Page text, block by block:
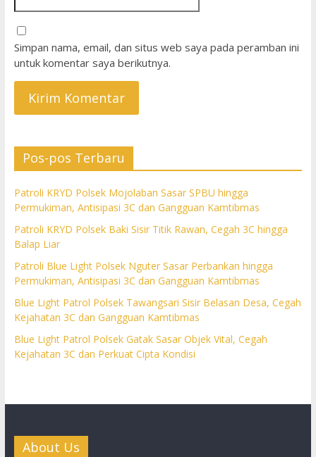
Simpan nama, email, dan situs web saya pada peramban ini
untuk komentar saya berikutnya.
Pos-pos Terbaru
Patroli KRYD Polsek Mojolaban Sasar SPBU hingga
Permukiman, Antisipasi 3C dan Gangguan Kamtibmas
Patroli KRYD Polsek Baki Sisir Titik Rawan, Cegah 3C hingga
Balap Liar
Patroli Blue Light Polsek Nguter Sasar Perbankan hingga
Permukiman, Antisipasi 3C dan Gangguan Kamtibmas
Blue Light Patrol Polsek Tawangsari Sisir Belasan Desa, Cegah
Kejahatan 3C dan Gangguan Kamtibmas
Blue Light Patrol Polsek Gatak Sasar Objek Vital, Cegah
Kejahatan 3C dan Perkuat Cipta Kondisi
About Us